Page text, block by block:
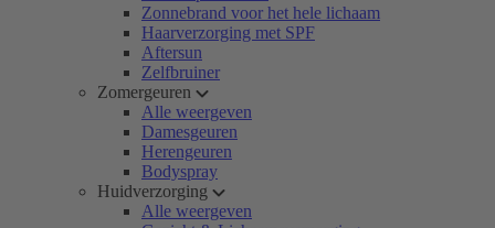
Zonnebrand voor het hele lichaam
Haarverzorging met SPF
Aftersun
Zelfbruiner
Zomergeuren
Alle weergeven
Damesgeuren
Herengeuren
Bodyspray
Huidverzorging
Alle weergeven